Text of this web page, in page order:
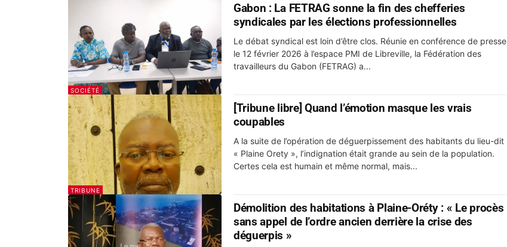
SOCIÉTÉ
Gabon : La FETRAG sonne la fin des chefferies
syndicales par les élections professionnelles
Le débat syndical est loin d’être clos. Réunie en conférence de presse
le 12 février 2026 à l’espace PMI de Libreville, la Fédération des
travailleurs du Gabon (FETRAG) a...
TRIBUNE
[Tribune libre] Quand l’émotion masque les vrais
coupables
A la suite de l’opération de déguerpissement des habitants du lieu-dit
« Plaine Orety », l’indignation était grande au sein de la population.
Certes cela est humain et même normal, mais...
Démolition des habitations à Plaine-Oréty : « Le procès
sans appel de l’ordre ancien derrière la crise des
déguerpis »